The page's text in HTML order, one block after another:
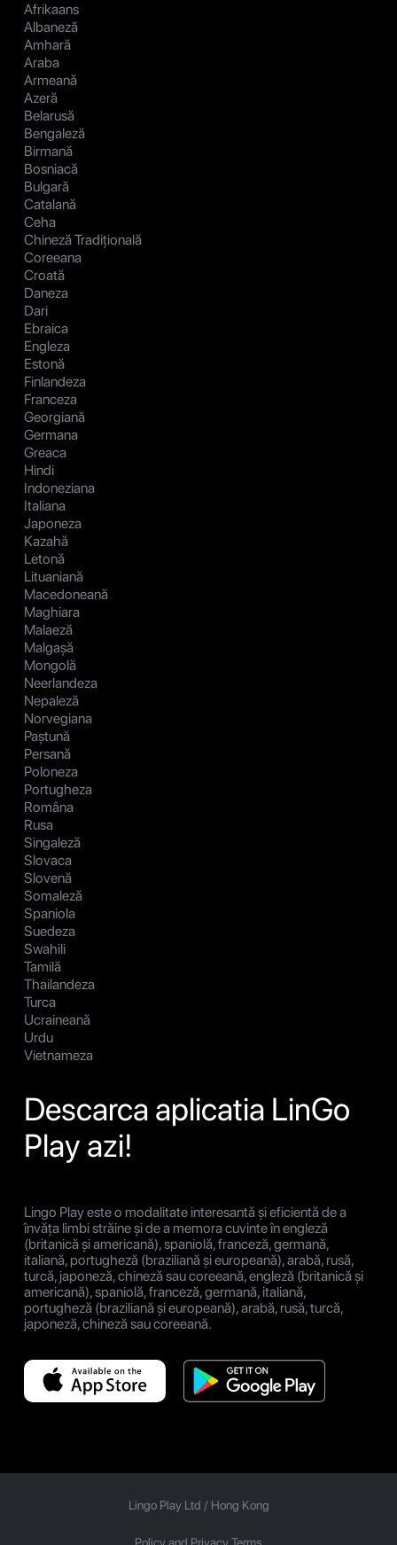
Afrikaans
Albaneză
Amhară
Araba
Armeană
Azeră
Belarusă
Bengaleză
Birmană
Bosniacă
Bulgară
Catalană
Ceha
Chineză Tradițională
Coreeana
Croată
Daneza
Dari
Ebraica
Engleza
Estonă
Finlandeza
Franceza
Georgiană
Germana
Greaca
Hindi
Indoneziana
Italiana
Japoneza
Kazahă
Letonă
Lituaniană
Macedoneană
Maghiara
Malaeză
Malgașă
Mongolă
Neerlandeza
Nepaleză
Norvegiana
Paștună
Persană
Poloneza
Portugheza
Româna
Rusa
Singaleză
Slovaca
Slovenă
Somaleză
Spaniola
Suedeza
Swahili
Tamilă
Thailandeza
Turca
Ucraineană
Urdu
Vietnameza
Descarca aplicatia LinGo
Play azi!
Lingo Play este o modalitate interesantă și eficientă de a
învăța limbi străine și de a memora cuvinte în engleză
(britanică și americană), spaniolă, franceză, germană,
italiană, portugheză (braziliană și europeană), arabă, rusă,
turcă, japoneză, chineză sau coreeană, engleză (britanică și
americană), spaniolă, franceză, germană, italiană,
portugheză (braziliană și europeană), arabă, rusă, turcă,
japoneză, chineză sau coreeană.
Lingo Play Ltd / Hong Kong